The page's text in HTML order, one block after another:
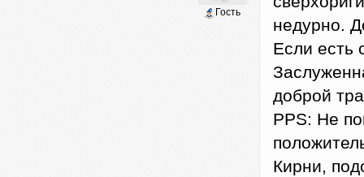
Гость
недурно.
Если есть
доброй
PPS: Не
Кирни,